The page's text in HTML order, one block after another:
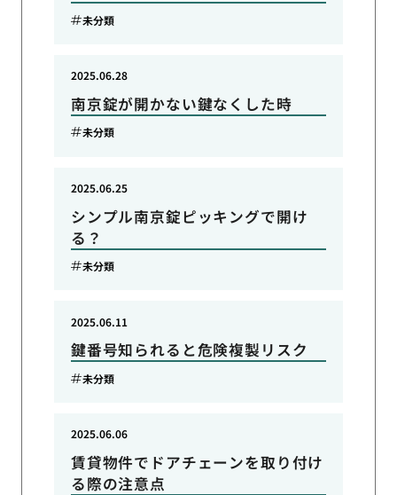
未分類
南京錠が開かない鍵なくした時
2025.06.28
未分類
シンプル南京錠ピッキングで開け
る？
2025.06.25
未分類
鍵番号知られると危険複製リスク
2025.06.11
未分類
賃貸物件でドアチェーンを取り付け
る際の注意点
2025.06.06